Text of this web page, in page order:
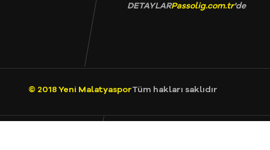
DETAYLARPassolig.com.tr'de
© 2018 Yeni MalatyasporTüm hakları saklıdır